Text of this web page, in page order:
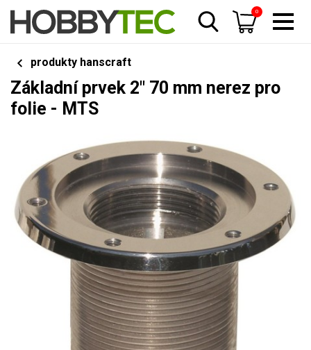
0
produkty hanscraft
Základní prvek 2" 70 mm nerez pro
folie - MTS